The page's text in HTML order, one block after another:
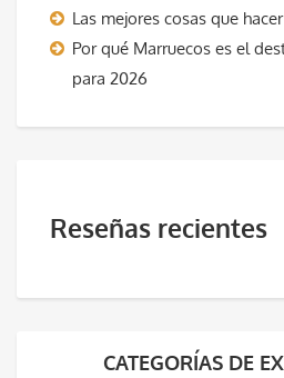
Las mejores cosas que
Por qué Marruecos es el
para 2026
Reseñas recientes
CATEGORÍAS DE